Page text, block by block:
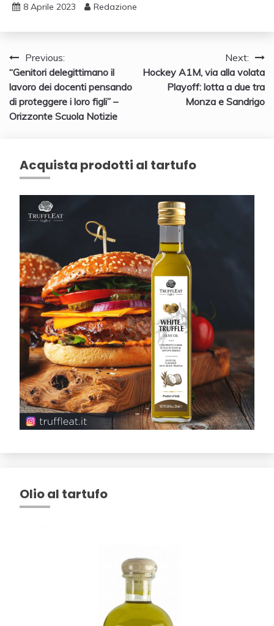
8 Aprile 2023 Redazione
Navigazione
articoli
Previous:
“Genitori delegittimano il
lavoro dei docenti pensando
di proteggere i loro figli” –
Orizzonte Scuola Notizie
Next:
Hockey A1M, via alla volata
Playoff: lotta a due tra
Monza e Sandrigo
Acquista prodotti al tartufo
Olio al tartufo